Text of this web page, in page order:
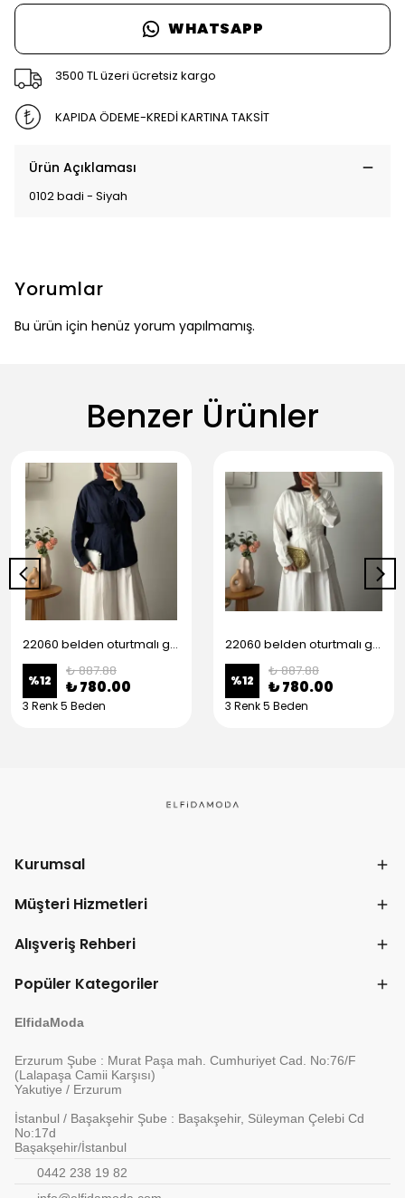
WHATSAPP
3500 TL üzeri ücretsiz kargo
KAPIDA ÖDEME-KREDİ KARTINA TAKSİT
Ürün Açıklaması
0102 badi - Siyah
Yorumlar
Bu ürün için henüz yorum yapılmamış.
Benzer Ürünler
22060 belden oturtmalı gömlek - Lacivert
%12
₺ 887.88
₺ 780.00
3 Renk 5 Beden
22060 belden oturtmalı gömlek - Beyaz
%12
₺ 887.88
₺ 780.00
3 Renk 5 Beden
Kurumsal
Müşteri Hizmetleri
Alışveriş Rehberi
Popüler Kategoriler
ElfidaModa
Erzurum Şube : Murat Paşa mah. Cumhuriyet Cad. No:76/F
(Lalapaşa Camii Karşısı)
Yakutiye / Erzurum
İstanbul / Başakşehir Şube : Başakşehir, Süleyman Çelebi Cd
No:17d
Başakşehir/İstanbul
0442 238 19 82